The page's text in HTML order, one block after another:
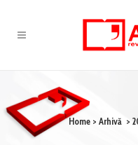
Home> Arhivă >